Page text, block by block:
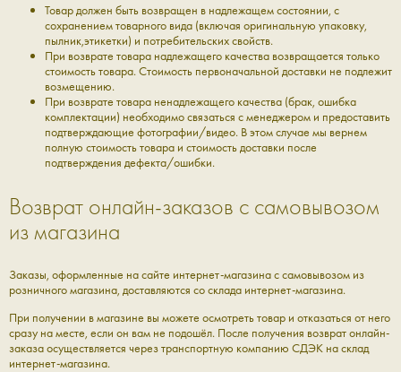
Товар должен быть возвращен в надлежащем состоянии, с
сохранением товарного вида (включая оригинальную упаковку,
пылник,этикетки) и потребительских свойств.
При возврате товара надлежащего качества возвращается только
стоимость товара. Стоимость первоначальной доставки не подлежит
возмещению.
При возврате товара ненадлежащего качества (брак, ошибка
комплектации) необходимо связаться с менеджером и предоставить
подтверждающие фотографии/видео. В этом случае мы вернем
полную стоимость товара и стоимость доставки после
подтверждения дефекта/ошибки.
Возврат онлайн-заказов с самовывозом
из магазина
Заказы, оформленные на сайте интернет-магазина с самовывозом из
розничного магазина, доставляются со склада интернет-магазина.
При получении в магазине вы можете осмотреть товар и отказаться от него
сразу на месте, если он вам не подошёл. После получения возврат онлайн-
заказа осуществляется через транспортную компанию СДЭК на склад
интернет-магазина.